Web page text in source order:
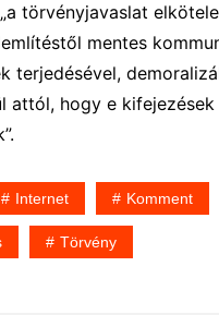
törvényjavaslat
mentes
terjedésével,
attól, hogy e
Internet Komment
Törvény